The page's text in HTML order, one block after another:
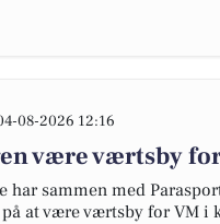
08-2026 12:16
være værtsby
har sammen med
at være værtsby for VM i